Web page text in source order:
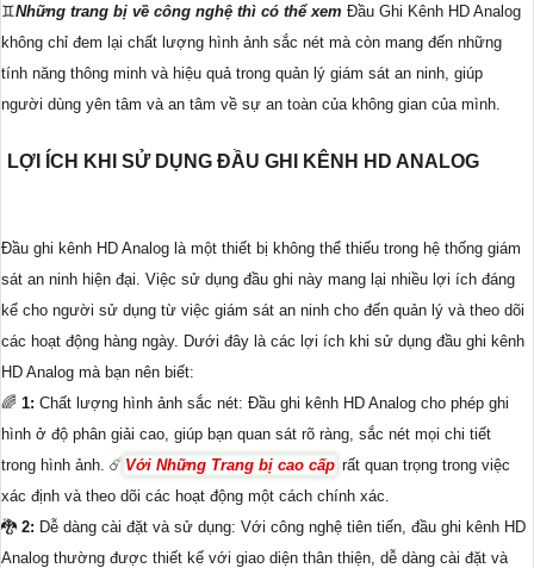
♊Những trang bị về công nghệ thì có thể xem Đầu Ghi Kênh HD Analog
không chỉ đem lại chất lượng hình ảnh sắc nét mà còn mang đến những
tính năng thông minh và hiệu quả trong quản lý giám sát an ninh, giúp
người dùng yên tâm và an tâm về sự an toàn của không gian của mình.
LỢI ÍCH KHI SỬ DỤNG ĐẦU GHI KÊNH HD ANALOG
Đầu ghi kênh HD Analog là một thiết bị không thể thiếu trong hệ thống giám
sát an ninh hiện đại. Việc sử dụng đầu ghi này mang lại nhiều lợi ích đáng
kể cho người sử dụng từ việc giám sát an ninh cho đến quản lý và theo dõi
các hoạt động hàng ngày. Dưới đây là các lợi ích khi sử dụng đầu ghi kênh
HD Analog mà bạn nên biết:
🌈 1: Chất lượng hình ảnh sắc nét: Đầu ghi kênh HD Analog cho phép ghi
hình ở độ phân giải cao, giúp bạn quan sát rõ ràng, sắc nét mọi chi tiết
trong hình ảnh. ☄️ Với Những Trang bị cao cấp rất quan trọng trong việc
xác định và theo dõi các hoạt động một cách chính xác.
🐉️ 2: Dễ dàng cài đặt và sử dụng: Với công nghệ tiên tiến, đầu ghi kênh HD
Analog thường được thiết kế với giao diện thân thiện, dễ dàng cài đặt và